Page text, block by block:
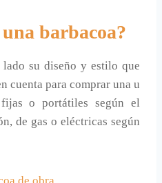
barbacoa?
su diseño y estilo que
cuenta para comprar una u
o portátiles según el
de gas o eléctricas según